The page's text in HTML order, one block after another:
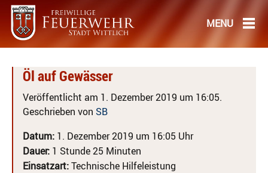
Öl auf Gewässer
Veröffentlicht am 1. Dezember 2019 um 16:05.
Geschrieben von SB
Datum: 1. Dezember 2019 um 16:05 Uhr
Dauer: 1 Stunde 25 Minuten
Einsatzart:Technische Hilfeleistung